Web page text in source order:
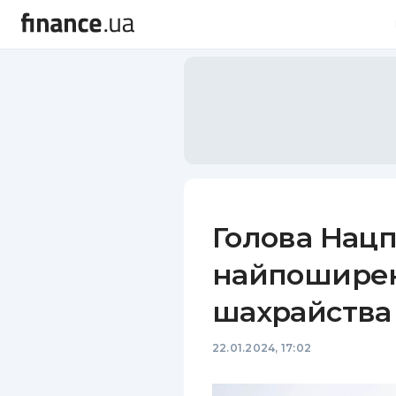
Голова
шахрайства
22.01.2024, 17:02